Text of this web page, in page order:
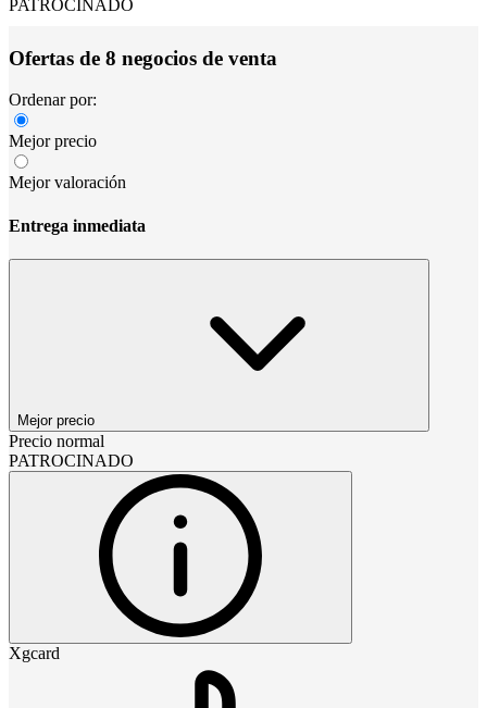
PATROCINADO
Ofertas de 8 negocios de venta
Ordenar por:
Mejor precio
Mejor valoración
Entrega inmediata
Mejor precio
Precio normal
PATROCINADO
Xgcard